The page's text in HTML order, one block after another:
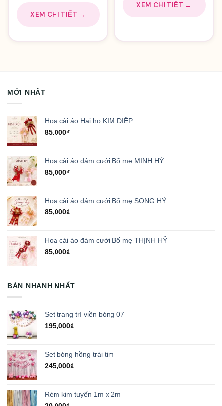
XEM CHI TIẾT →
XEM CHI TIẾT →
MỚI NHẤT
Hoa cài áo Hai họ KIM DIỆP
85,000₫
Hoa cài áo đám cưới Bố mẹ MINH HỶ
85,000₫
Hoa cài áo đám cưới Bố mẹ SONG HỶ
85,000₫
Hoa cài áo đám cưới Bố mẹ THỊNH HỶ
85,000₫
BÁN NHANH NHẤT
Set trang trí viền bóng 07
195,000₫
Set bóng hồng trái tim
245,000₫
Rèm kim tuyến 1m x 2m